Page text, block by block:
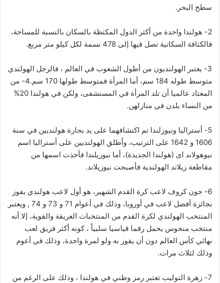
سطح البحر.
2- هولندا واحدة من أكثر الدول المكتظة بالسكان بالنسبة للمساحة،
فالكثافة السكانية تصل فيها إلى 478 نسمة لكل كيلو متر مربع.
3- يعتبر الهولنديون من أطول الشعوب في العالم ، فالرجل الهولندي
متوسط طوله 184 سم، أما المرأة فمتوسط طولها 170 سم.4- من
المعتاد عالميا أن تلد المرأة في المستشفى، ولكن في هولندا 20%
من النساء يلدن في منازلهن.
5- أستراليا ونيوزلندا تم اكتشافهما على يد بحارة هولنديين في سنة
1606 و 1642 على الترتيب، وأطلق الهولنديين على أستراليا اسم
نيوهولاند اى (هولندا الجديدة)، أما نيوزيلندا فأخذت اسمها من
مقاطعة زيلاند الهولندية فأصبحت نيوزيلاند.
6- جون كروف لاعب كرة القدم الشهير، هو أول لاعب هولندي يفوز
بجائزة أفضل لاعب في أوروبا، وذلك في أعوام 71 و 73 و 74 , ويعتبر
المنتخب الهولندي لكرة القدم من المنتخبات العريقة والقوية، إلا أنه
منتخب منحوس يحمل رقما قياسيا سلبياً ، كونه أكثر فريق لعب
نهائي كأس العالم دون أن يفوز به ولو لمرة واحدة، وذلك في أعوم
وذلك لثلاث مرات.
7- زهرة التوليب تعتبر رمز وطني في هولندا ، وذلك على الرغم من